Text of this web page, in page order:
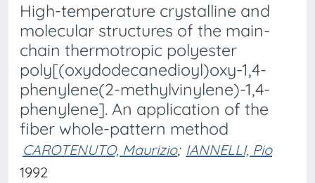
High-temperature crystalline and
molecular structures of the main-
chain thermotropic polyester
poly[(oxydodecanedioyl)oxy-1,4-
phenylene(2-methylvinylene)-1,4-
phenylene]. An application of the
fiber whole-pattern method
CAROTENUTO, Maurizio; IANNELLI, Pio
1992